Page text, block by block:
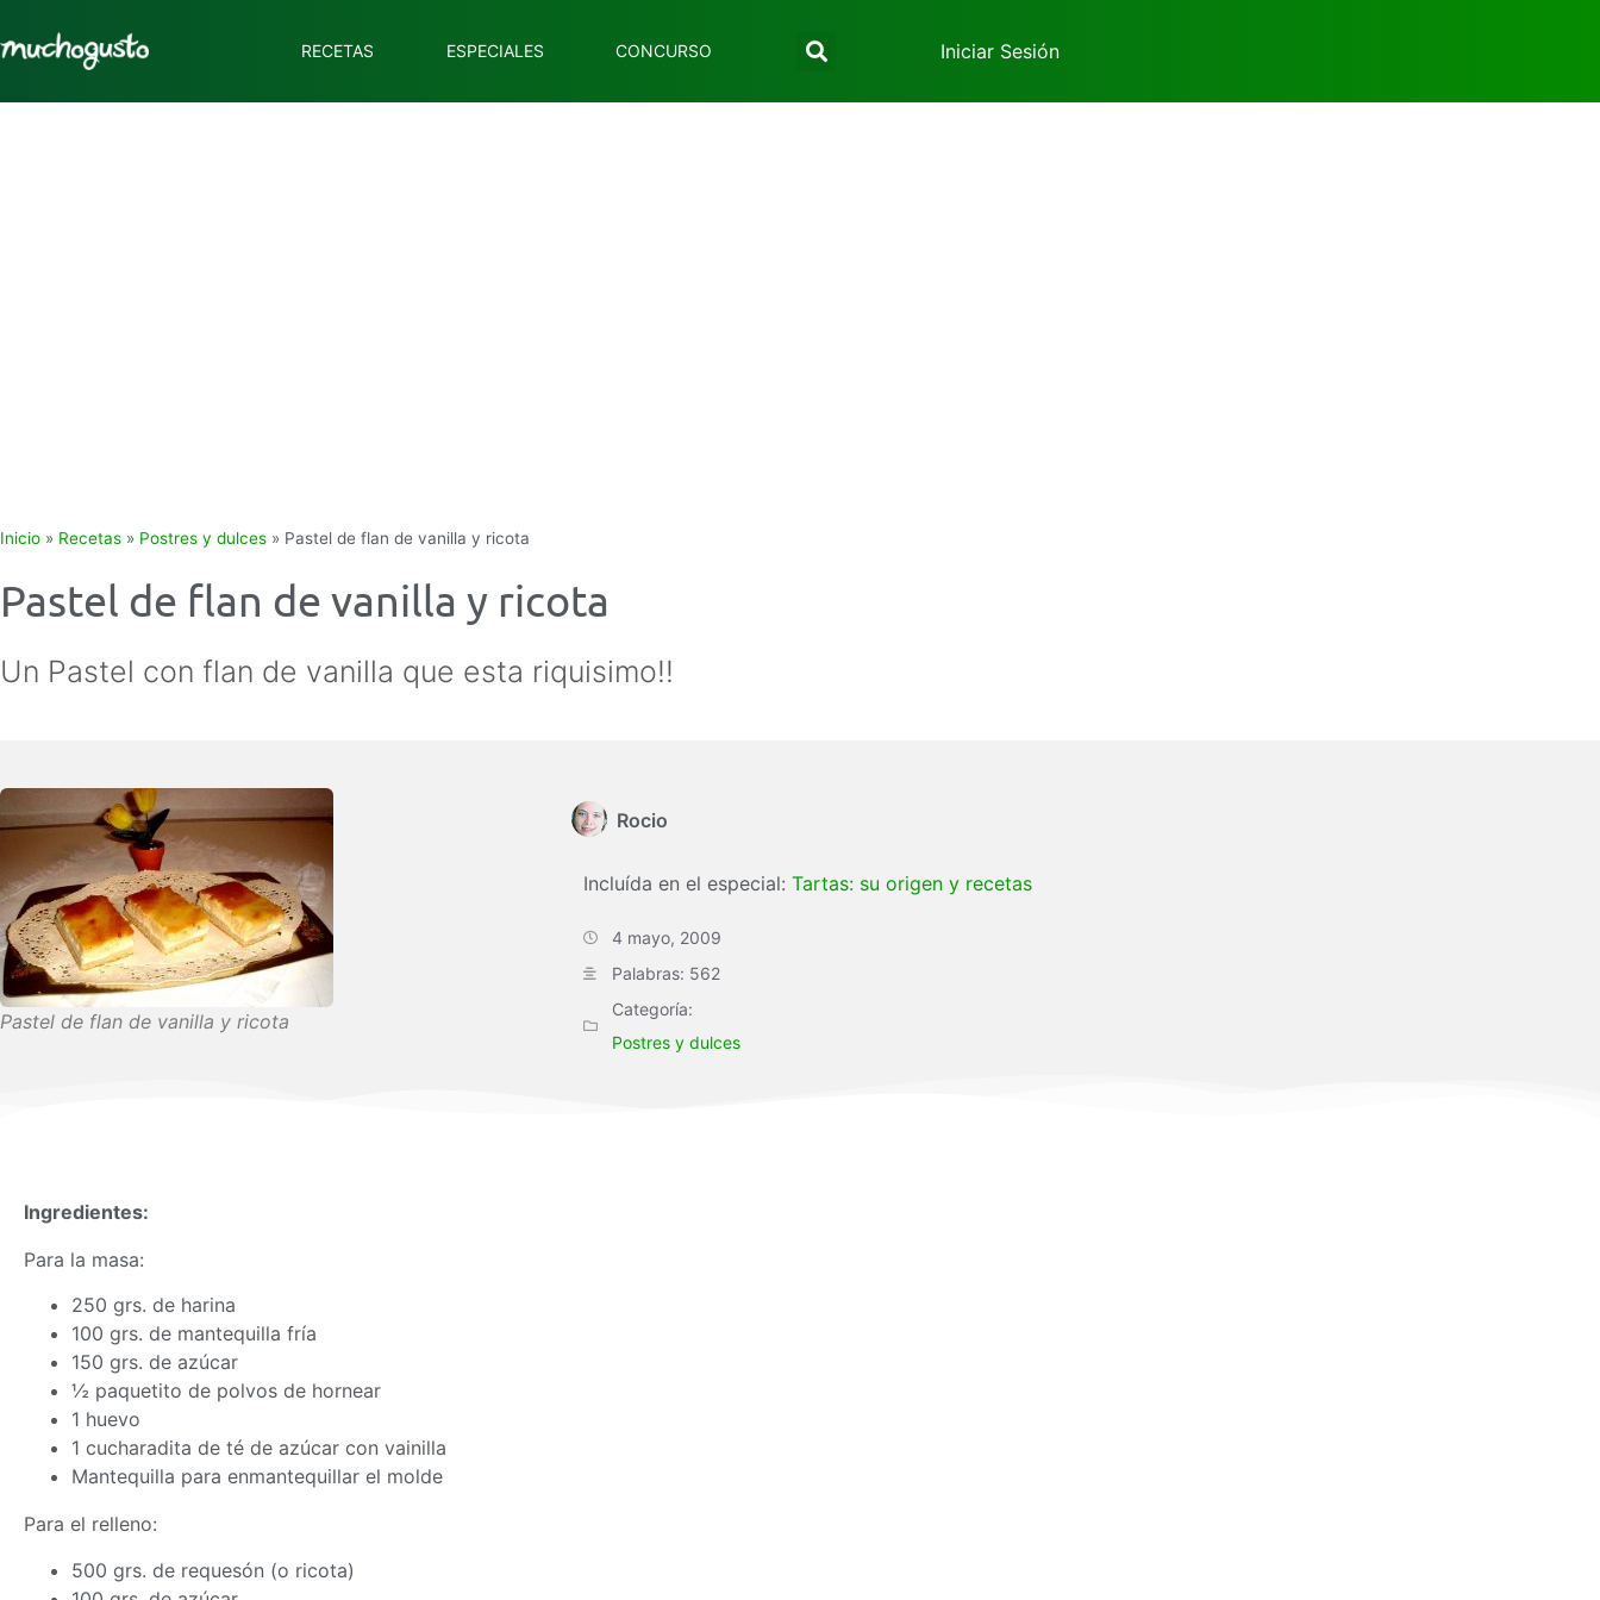
RECETAS ESPECIALES CONCURSO Iniciar Sesión
Inicio » Recetas » Postres y dulces » Pastel de flan de vanilla y ricota
Pastel de flan de vanilla y ricota
Un Pastel con flan de vanilla que esta riquisimo!!
Pastel de flan de vanilla y ricota
Rocio
Incluída en el especial: Tartas: su origen y recetas
4 mayo, 2009
Palabras: 562
Categoría:
Postres y dulces
Ingredientes:
Para la masa:
250 grs. de harina
100 grs. de mantequilla fría
150 grs. de azúcar
½ paquetito de polvos de hornear
1 huevo
1 cucharadita de té de azúcar con vainilla
Mantequilla para enmantequillar el molde
Para el relleno:
500 grs. de requesón (o ricota)